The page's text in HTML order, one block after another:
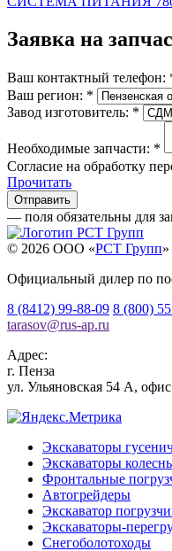
Заявка на
Ваш контактный телефон:
Ваш регион: *
Завод изготовитель: *
Необходимые запчасти: *
Согласие на обработку
Прочитать
— поля обязательны для
© 2026 OOO «РСТ Групп»
Официальный дилер по
8 (8412) 99-88-09 8 (800)
tarasov@rus-ap.ru
Адрес:
г. Пенза
ул. Ульяновская 54 А,
Экскаваторы
Экскаваторы
Фронтальные
Автогрейдеры
Экскаватор
Экскаваторы-
Снегоболотоходы